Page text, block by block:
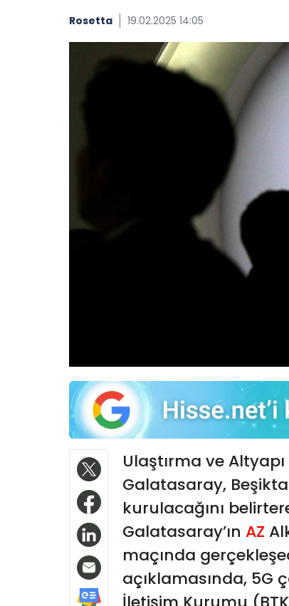
Rosetta 19.02.2025 14:05
Ulaştırma ve
Galatasaray,
kurulacağını
Galatasaray’ın AZ
maçında
açıklamasında, 5G